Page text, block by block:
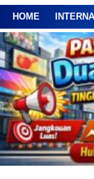
HOME